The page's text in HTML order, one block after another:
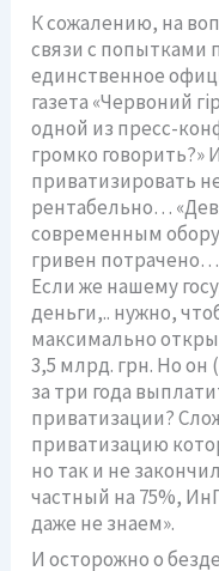
К сожалению, на
связи с попытками
единственное
газета «Червоний
одной из пресс-
громко говорить?»
приватизировать
рентабельно…
современным
гривен
Если же нашему
деньги,.. нужно,
максимально
3,5 млрд. грн. Но
за три года
приватизации?
приватизацию
но так и не
частный на 75%,
даже не знаем».
И осторожно о